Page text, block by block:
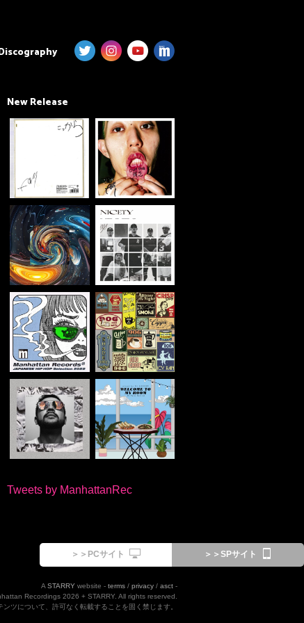
New Release
Tweets by ManhattanRec
＞＞PCサイト ＞＞SPサイト
ASTARRY website - terms / privacy / asct -
Recordings 2026 + STARRY. All rights reserved.
ツについて、許可なく転載することを固く禁じます。